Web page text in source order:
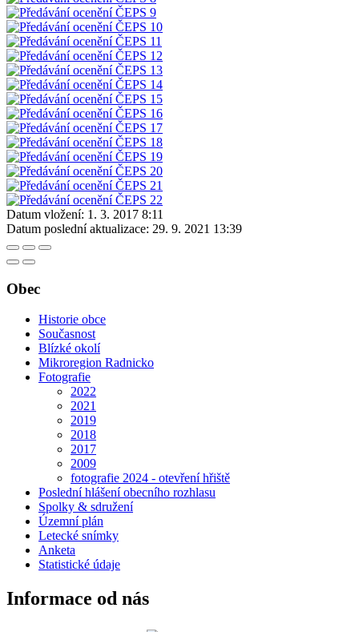
Datum vložení: 1. 3. 2017 8:11
Datum poslední aktualizace: 29. 9. 2021 13:39
Obec
Historie obce
Současnost
Blízké okolí
Mikroregion Radnicko
Fotografie
2022
2021
2019
2018
2017
2009
fotografie 2024 - otevření hřiště
Poslední hlášení obecního rozhlasu
Spolky & sdružení
Územní plán
Letecké snímky
Anketa
Statistické údaje
Informace od nás